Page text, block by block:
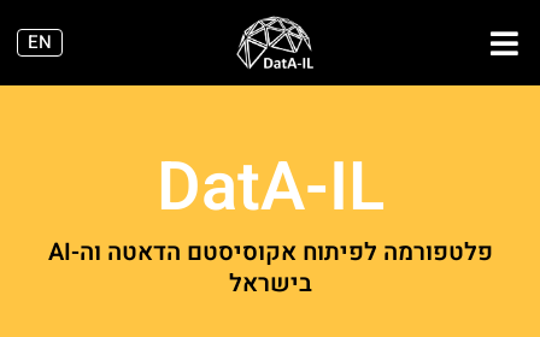
לתוכן
EN
DatA-IL
פלטפורמה לפיתוח אקוסיסטם הדאטה וה-AI
בישראל